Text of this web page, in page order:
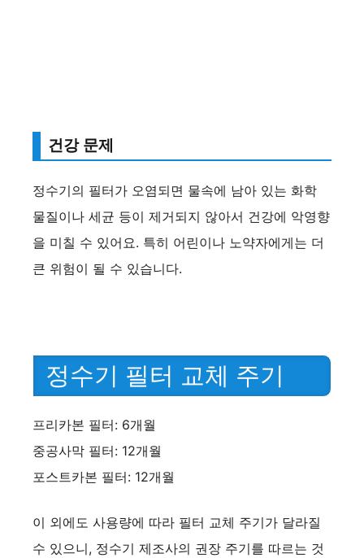
건강 문제
정수기의 필터가 오염되면 물속에 남아 있는 화학
물질이나 세균 등이 제거되지 않아서 건강에 악영향
을 미칠 수 있어요. 특히 어린이나 노약자에게는 더
큰 위험이 될 수 있습니다.
정수기 필터 교체 주기
프리카본 필터: 6개월
중공사막 필터: 12개월
포스트카본 필터: 12개월
이 외에도 사용량에 따라 필터 교체 주기가 달라질
수 있으니, 정수기 제조사의 권장 주기를 따르는 것